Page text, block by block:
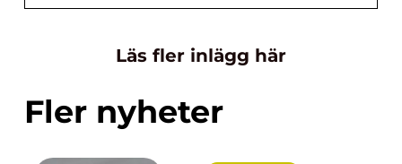
Läs fler inlägg här
Fler nyheter